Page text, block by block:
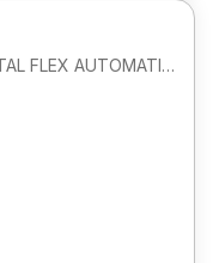
COMFORTLINE 1.0 200 TSI 12V TOTAL FLEX AUTOMATICO